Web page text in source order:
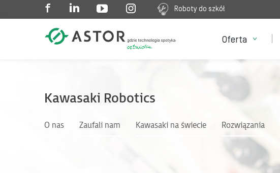
Roboty do szkół
Oferta
Kawasaki Robotics
O nas Zaufali nam Kawasaki na świecie Rozwiązania